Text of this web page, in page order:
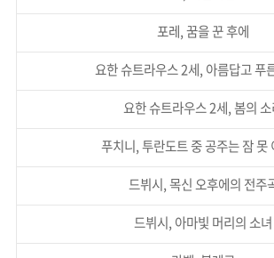
포레, 꿈을 꾼 후에
요한 슈트라우스 2세, 아름답고 푸
요한 슈트라우스 2세, 봄의 소
푸치니, 투란도트 중 공주는 잠 못
드뷔시, 목신 오후에의 전주
드뷔시, 아마빛 머리의 소녀